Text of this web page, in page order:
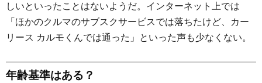
しいといったことはないようだ。インターネット上では
「ほかのクルマのサブスクサービスでは落ちたけど、カー
リース カルモくんでは通った」といった声も少なくない。
年齢基準はある？